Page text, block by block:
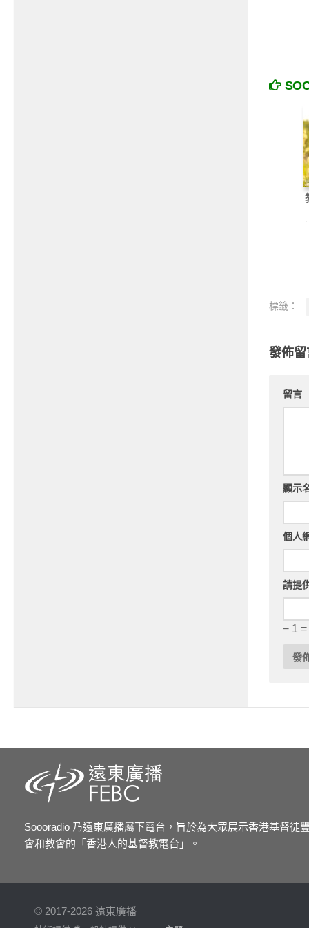
標籤：
發佈留
留言
顯示
個人
請提
− 1 =
Soooradio 乃遠東廣播屬下電台，旨於為大眾展示香港基督徒
會和教會的「香港人的基督教電台」。
© 2017-2026 遠東廣播